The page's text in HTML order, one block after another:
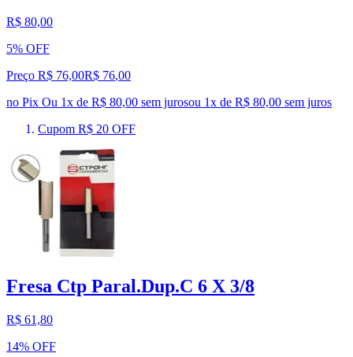
R$ 80,00
5% OFF
Preço R$ 76,00R$ 76,00
no Pix Ou 1x de R$ 80,00 sem jurosou 1x de R$ 80,00 sem juros
Cupom R$ 20 OFF
Fresa Ctp Paral.Dup.C 6 X 3/8
R$ 61,80
14% OFF